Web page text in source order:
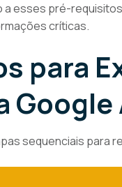
a esses pré-
críticas.
para
Google
sequenciais para